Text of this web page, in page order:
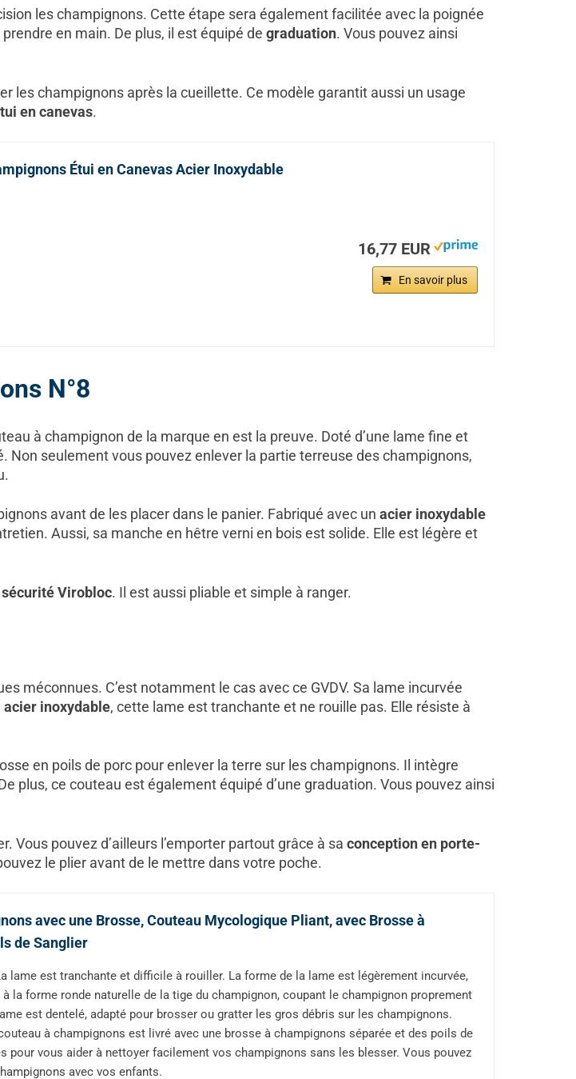
les champignons. Cette étape sera également facilitée avec la poignée
en main. De plus, il est équipé de graduation. Vous pouvez ainsi
les champignons après la cueillette. Ce modèle garantit aussi un usage
en canevas.
Étui en Canevas Acier Inoxydable
16,77 EUR
En savoir plus
N°8
à champignon de la marque en est la preuve. Doté d’une lame fine et
Non seulement vous pouvez enlever la partie terreuse des champignons,
avant de les placer dans le panier. Fabriqué avec un acier inoxydable
Aussi, sa manche en hêtre verni en bois est solide. Elle est légère et
Virobloc. Il est aussi pliable et simple à ranger.
méconnues. C’est notamment le cas avec ce GVDV. Sa lame incurvée
acier inoxydable, cette lame est tranchante et ne rouille pas. Elle résiste à
en poils de porc pour enlever la terre sur les champignons. Il intègre
plus, ce couteau est également équipé d’une graduation. Vous pouvez ainsi
pouvez d’ailleurs l’emporter partout grâce à sa conception en porte-
le plier avant de le mettre dans votre poche.
avec une Brosse, Couteau Mycologique Pliant, avec Brosse à
de Sanglier
lame est tranchante et difficile à rouiller. La forme de la lame est légèrement incurvée,
la forme ronde naturelle de la tige du champignon, coupant le champignon proprement
est dentelé, adapté pour brosser ou gratter les gros débris sur les champignons.
à champignons est livré avec une brosse à champignons séparée et des poils de
pour vous aider à nettoyer facilement vos champignons sans les blesser. Vous pouvez
avec vos enfants.